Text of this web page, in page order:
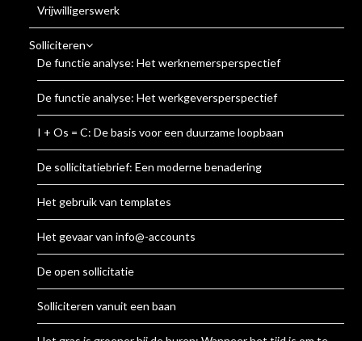
Vrijwilligerswerk
Solliciteren
De functie analyse: Het werknemersperspectief
De functie analyse: Het werkgeversperspectief
I + Os = C: De basis voor een duurzame loopbaan
De sollicitatiebrief: Een moderne benadering
Het gebruik van templates
Het gevaar van info@-accounts
De open sollicitatie
Solliciteren vanuit een baan